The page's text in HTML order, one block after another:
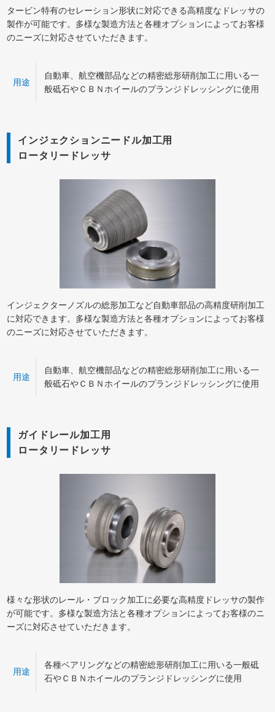
タービン特有のセレーション形状に対応できる高精度なドレッサの
製作が可能です。多様な製造方法と各種オプションによってお客様
のニーズに対応させていただきます。
用途
自動車、航空機部品などの精密総形研削加工に用いる一
般砥石やＣＢＮホイールのプランジドレッシングに使用
インジェクションニードル加工用
ロータリードレッサ
インジェクターノズルの総形加工など自動車部品の高精度研削加工
に対応できます。多様な製造方法と各種オプションによってお客様
のニーズに対応させていただきます。
用途
自動車、航空機部品などの精密総形研削加工に用いる一
般砥石やＣＢＮホイールのプランジドレッシングに使用
ガイドレール加工用
ロータリードレッサ
様々な形状のレール・ブロック加工に必要な高精度ドレッサの製作
が可能です。多様な製造方法と各種オプションによってお客様のニ
ーズに対応させていただきます。
用途
各種ベアリングなどの精密総形研削加工に用いる一般砥
石やＣＢＮホイールのプランジドレッシングに使用